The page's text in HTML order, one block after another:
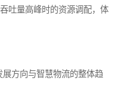
吐量高峰时的资源调配，体
方向与智慧物流的整体趋